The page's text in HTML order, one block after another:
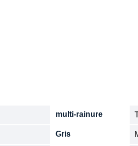
multi-rainure
Gris